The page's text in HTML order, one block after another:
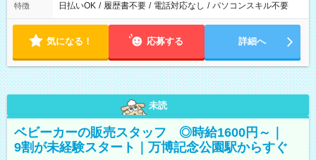
特徴 日払いOK / 履歴書不要 / 電話対応なし / パソコンスキル不要
気になる！ 応募する 詳細へ
未読
ベビーカーの販売スタッフ ◎時給1600円～｜
9割が未経験スタート｜万博記念公園駅からすぐ